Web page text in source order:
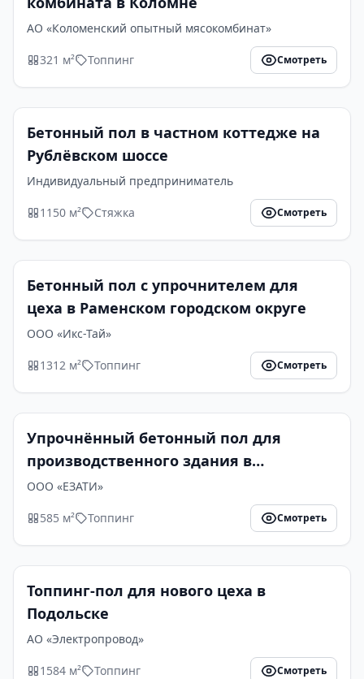
АО «Коломенский опытный мясокомбинат»
321 м² Топпинг Смотреть
Бетонный пол в частном коттедже на
Рублёвском шоссе
Индивидуальный предприниматель
1150 м² Стяжка Смотреть
Бетонный пол с упрочнителем для
цеха в Раменском городском округе
ООО «Икс-Тай»
1312 м² Топпинг Смотреть
Упрочнённый бетонный пол для
производственного здания в
Егорьевске
ООО «ЕЗАТИ»
585 м² Топпинг Смотреть
Топпинг-пол для нового цеха в
Подольске
АО «Электропровод»
1584 м² Топпинг Смотреть